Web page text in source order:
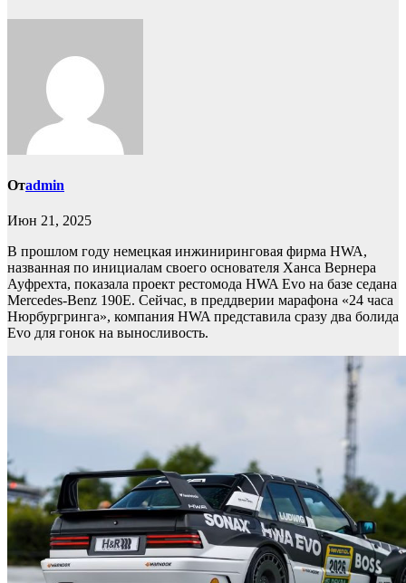
Отadmin
Июн 21, 2025
В прошлом году немецкая инжиниринговая фирма HWA,
названная по инициалам своего основателя Ханса Вернера
Ауфрехта, показала проект рестомода HWA Evo на базе седана
Mercedes-Benz 190E. Сейчас, в преддверии марафона «24 часа
Нюрбургринга», компания HWA представила сразу два болида
Evo для гонок на выносливость.